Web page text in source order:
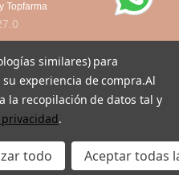
Topfarma
similares) para
experiencia de compra.Al
la recopilación de datos tal y
.
todo Aceptar todas